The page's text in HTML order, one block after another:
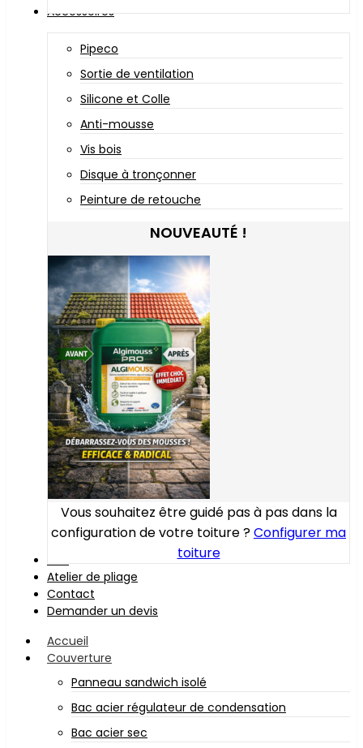
Accessoires
Pipeco
Sortie de ventilation
Silicone et Colle
Anti-mousse
Vis bois
Disque à tronçonner
Peinture de retouche
NOUVEAUTÉ !
Vous souhaitez être guidé pas à pas dans la
configuration de votre toiture ?Configurer ma
toiture
Atelier de pliage
Contact
Demander un devis
Accueil
Couverture
Panneau sandwich isolé
Bac acier régulateur de condensation
Bac acier sec